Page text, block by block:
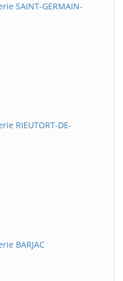
SAINT-GERMAIN-
RIEUTORT-DE-
BARJAC